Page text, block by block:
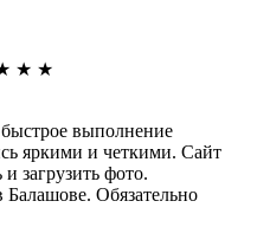
★ ★
выполнение
яркими и четкими. Сайт
загрузить фото.
Балашове. Обязательно